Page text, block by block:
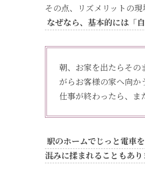
その点、リズメリットの
なぜなら、基本的には「
朝、お家を出たらその
がらお客様の家へ向か
仕事が終わったら、ま
駅のホームでじっと電車
混みに揉まれることもあり